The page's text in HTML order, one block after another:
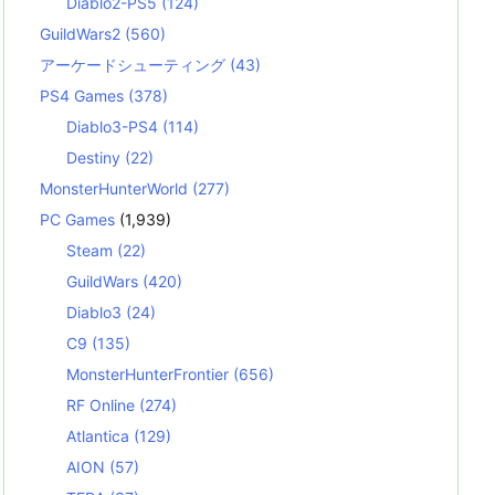
GuildWars2 (560)
アーケードシューティング (43)
PS4 Games (378)
Diablo3-PS4 (114)
Destiny (22)
MonsterHunterWorld (277)
PC Games (1,939)
Steam (22)
GuildWars (420)
Diablo3 (24)
C9 (135)
MonsterHunterFrontier (656)
RF Online (274)
Atlantica (129)
AION (57)